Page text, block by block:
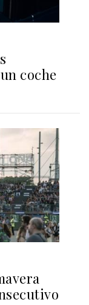
coche